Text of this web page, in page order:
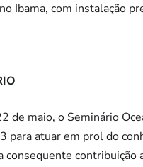
Ibama, com instalação
de maio, o Seminário
para atuar em prol do
consequente